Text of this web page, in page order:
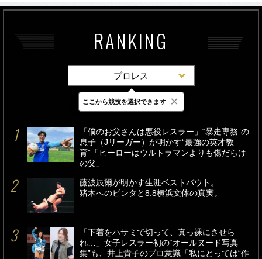
RANKING
プロレス
最新 24時間 週間
「僕のお父さんは悪役レスラー」“暴走専務”の
息子（Jリーガー）が明かす“最強の英才教
育”「ヒーローはウルトラマンよりも傷だらけ
の父」
藤波辰爾が明かす生涯ベストバウト。
猪木へのビンタと8.8横浜文体の真実。
「下着をハサミで切って、真っ裸にさせら
れ…」女子レスラー初の“オールヌード写真
集”も、井上貴子のプロ意識「私にとっては“作
ここから競技を選択できます ×